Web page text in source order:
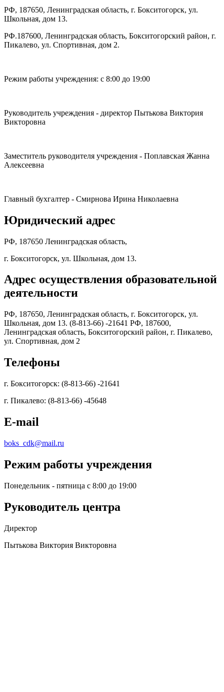
РФ, 187650, Ленинградская область, г. Бокситогорск, ул.
Школьная, дом 13.
РФ.187600, Ленинградская область, Бокситогорский район, г.
Пикалево, ул. Спортивная, дом 2.
Режим работы учреждения: с 8:00 до 19:00
Руководитель учреждения - директор Пытькова Виктория
Викторовна
Заместитель руководителя учреждения - Поплавская Жанна
Алексеевна
Главный бухгалтер - Смирнова Ирина Николаевна
Юридический адрес
РФ, 187650 Ленинградская область,
г. Бокситогорск, ул. Школьная, дом 13.
Адрес осуществления образовательной
деятельности
РФ, 187650, Ленинградская область, г. Бокситогорск, ул.
Школьная, дом 13. (8-813-66) -21641 РФ, 187600,
Ленинградская область, Бокситогорский район, г. Пикалево,
ул. Спортивная, дом 2
Телефоны
г. Бокситогорск: (8-813-66) -21641
г. Пикалево: (8-813-66) -45648
E-mail
boks_cdk@mail.ru
Режим работы учреждения
Понедельник - пятница с 8:00 до 19:00
Руководитель центра
Директор
Пытькова Виктория Викторовна